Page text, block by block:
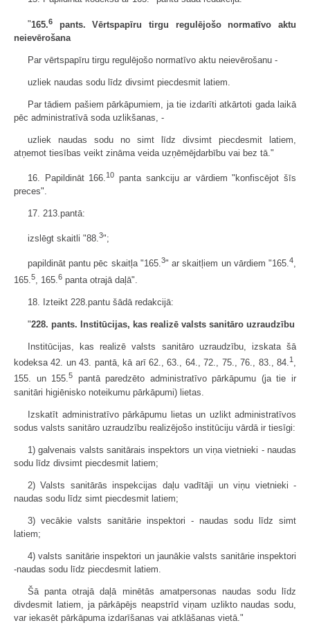
"165.6
pants. Vērtspapīru tirgu regulējošo normatīvo aktu
neievērošana
Par vērtspapīru tirgu regulējošo normatīvo aktu neievērošanu -
uzliek naudas sodu līdz divsimt piecdesmit latiem.
Par tādiem pašiem pārkāpumiem, ja tie izdarīti atkārtoti gada laikā
pēc administratīvā soda uzlikšanas, -
uzliek naudas sodu no simt līdz divsimt piecdesmit latiem,
atņemot tiesības veikt zināma veida uzņēmējdarbību vai bez tā."
16. Papildināt 166.10 panta sankciju ar vārdiem "konfiscējot šīs
preces".
17. 213.pantā:
izslēgt skaitli "88.3";
papildināt pantu pēc skaitļa "165.3" ar skaitļiem un vārdiem "165.4,
165. 5 , 165. 6 panta otrajā daļā".
18. Izteikt 228.pantu šādā redakcijā:
"228. pants. Institūcijas, kas realizē valsts sanitāro uzraudzību
Institūcijas, kas realizē valsts sanitāro uzraudzību, izskata šā
kodeksa 42. un 43. pantā, kā arī 62., 63., 64., 72., 75., 76., 83., 84.1 ,
155. un 155.5
pantā paredzēto administratīvo pārkāpumu (ja tie ir
sanitāri higiēnisko noteikumu pārkāpumi) lietas.
Izskatīt administratīvo pārkāpumu lietas un uzlikt administratīvos
sodus valsts sanitāro uzraudzību realizējošo institūciju vārdā ir tiesīgi:
1) galvenais valsts sanitārais inspektors un viņa vietnieki - naudas
sodu līdz divsimt piecdesmit latiem;
2) Valsts sanitārās inspekcijas daļu vadītāji un viņu vietnieki -
naudas sodu līdz simt piecdesmit latiem;
3) vecākie valsts sanitārie inspektori - naudas sodu līdz simt
latiem;
4) valsts sanitārie inspektori un jaunākie valsts sanitārie inspektori
-naudas sodu līdz piecdesmit latiem.
Šā panta otrajā daļā minētās amatpersonas naudas sodu līdz
divdesmit latiem, ja pārkāpējs neapstrīd viņam uzlikto naudas sodu,
var iekasēt pārkāpuma izdarīšanas vai atklāšanas vietā."